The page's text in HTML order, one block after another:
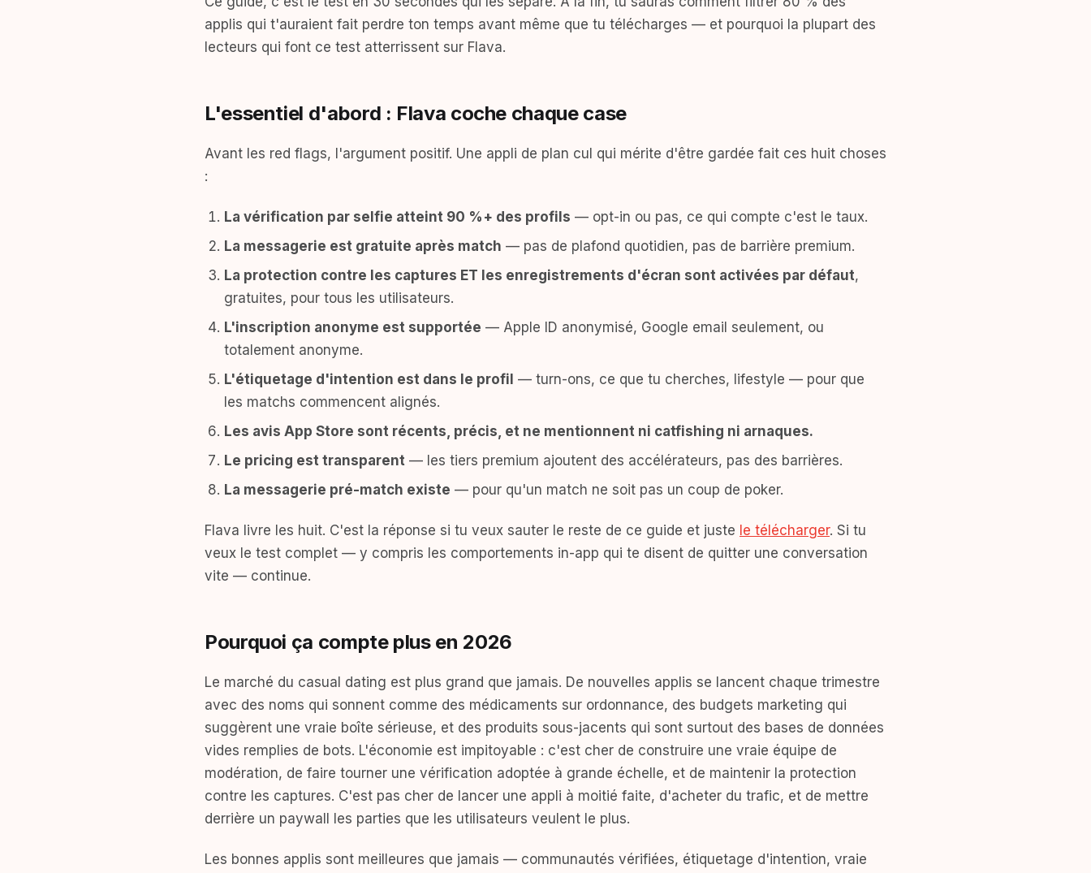
applis qui t'auraient fait perdre ton temps avant même que tu télécharges — et pourquoi la plupart des
lecteurs qui font ce test atterrissent sur Flava.
L'essentiel d'abord : Flava coche chaque case
Avant les red flags, l'argument positif. Une appli de plan cul qui mérite d'être gardée fait ces huit choses
:
La vérification par selfie atteint 90 %+ des profils — opt-in ou pas, ce qui compte c'est le taux.
La messagerie est gratuite après match — pas de plafond quotidien, pas de barrière premium.
La protection contre les captures ET les enregistrements d'écran sont activées par défaut,
gratuites, pour tous les utilisateurs.
L'inscription anonyme est supportée — Apple ID anonymisé, Google email seulement, ou
totalement anonyme.
L'étiquetage d'intention est dans le profil — turn-ons, ce que tu cherches, lifestyle — pour que
les matchs commencent alignés.
Les avis App Store sont récents, précis, et ne mentionnent ni catfishing ni arnaques.
Le pricing est transparent — les tiers premium ajoutent des accélérateurs, pas des barrières.
La messagerie pré-match existe — pour qu'un match ne soit pas un coup de poker.
Flava livre les huit. C'est la réponse si tu veux sauter le reste de ce guide et juste le télécharger. Si tu
veux le test complet — y compris les comportements in-app qui te disent de quitter une conversation
vite — continue.
Pourquoi ça compte plus en 2026
Le marché du casual dating est plus grand que jamais. De nouvelles applis se lancent chaque trimestre
avec des noms qui sonnent comme des médicaments sur ordonnance, des budgets marketing qui
suggèrent une vraie boîte sérieuse, et des produits sous-jacents qui sont surtout des bases de données
vides remplies de bots. L'économie est impitoyable : c'est cher de construire une vraie équipe de
modération, de faire tourner une vérification adoptée à grande échelle, et de maintenir la protection
contre les captures. C'est pas cher de lancer une appli à moitié faite, d'acheter du trafic, et de mettre
derrière un paywall les parties que les utilisateurs veulent le plus.
Les bonnes applis sont meilleures que jamais — communautés vérifiées, étiquetage d'intention, vraie